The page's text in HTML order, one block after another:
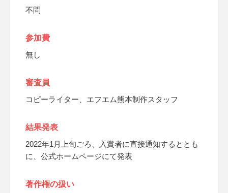
不問
参加費
無し
審査員
コピーライター、エフエム熊本制作スタッフ
結果発表
2022年1月上旬ごろ、入賞者に直接通知するととも
に、公式ホームページにて発表
著作権の扱い